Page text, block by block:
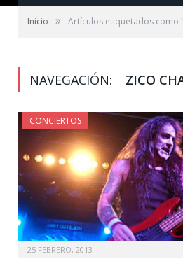
Inicio » Artículos etiquetados como
NAVEGACIÓN: ZICO
CONCIERTOS
25 FEBRERO, 2013